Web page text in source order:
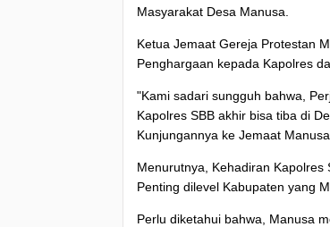
Masyarakat Desa Manusa.
Ketua Jemaat Gereja Protestan
Penghargaan kepada Kapolres
"Kami sadari sungguh bahwa,
Kapolres SBB akhir bisa tiba di
Kunjungannya ke Jemaat
Menurutnya, Kehadiran
Penting dilevel Kabupaten yang
Perlu diketahui bahwa, Manusa